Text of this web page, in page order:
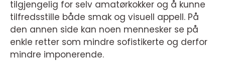
tilgjengelig for selv amatørkokker og å kunne
tilfredsstille både smak og visuell appell. På
den annen side kan noen mennesker se på
enkle retter som mindre sofistikerte og derfor
mindre imponerende.